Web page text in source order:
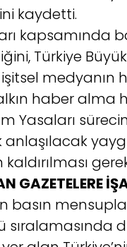
kaydetti.
kapsamında
Türkiye
medyanın
haber alma
Yasaları
GAZETELERE
basın
sıralamasında